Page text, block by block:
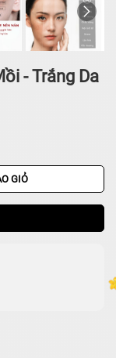
- Trắng Da
GIỎ